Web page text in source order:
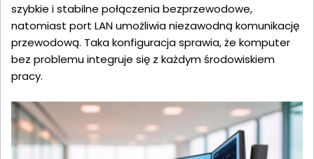
szybkie i stabilne połączenia bezprzewodowe,
natomiast port LAN umożliwia niezawodną komunikację
przewodową. Taka konfiguracja sprawia, że komputer
bez problemu integruje się z każdym środowiskiem
pracy.